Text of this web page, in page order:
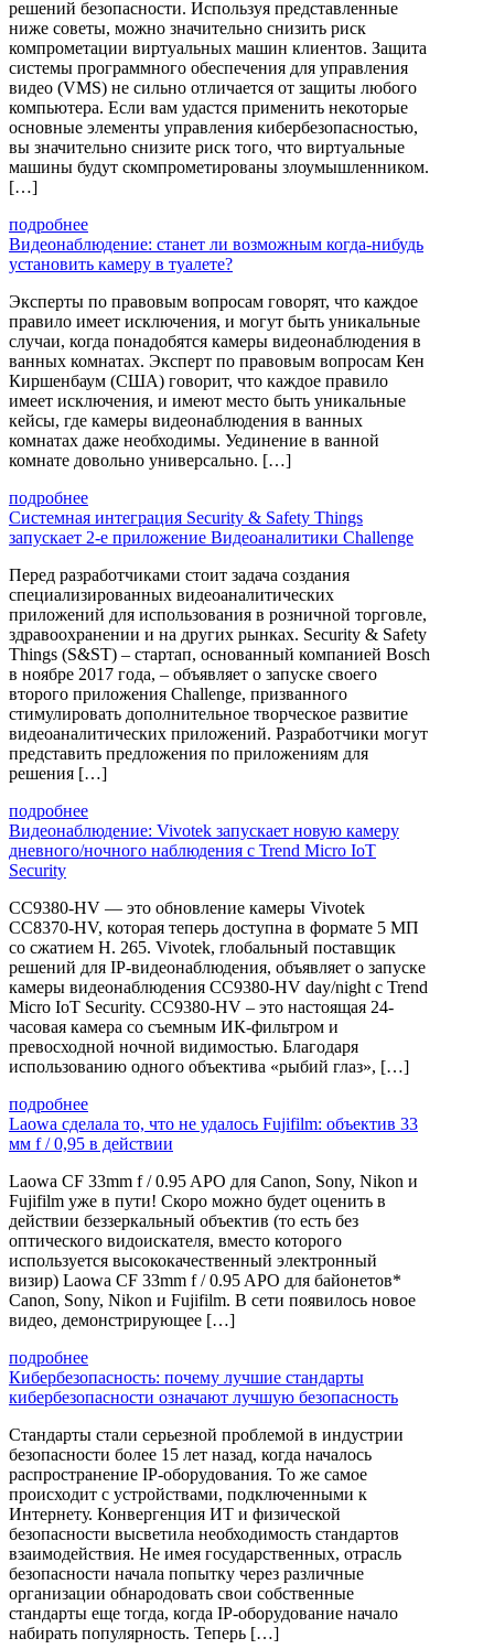
решений безопасности. Используя представленные
ниже советы, можно значительно снизить риск
компрометации виртуальных машин клиентов. Защита
системы программного обеспечения для управления
видео (VMS) не сильно отличается от защиты любого
компьютера. Если вам удастся применить некоторые
основные элементы управления кибербезопасностью,
вы значительно снизите риск того, что виртуальные
машины будут скомпрометированы злоумышленником.
[…]
подробнее
Видеонаблюдение: станет ли возможным когда-нибудь
установить камеру в туалете?
Эксперты по правовым вопросам говорят, что каждое
правило имеет исключения, и могут быть уникальные
случаи, когда понадобятся камеры видеонаблюдения в
ванных комнатах. Эксперт по правовым вопросам Кен
Киршенбаум (США) говорит, что каждое правило
имеет исключения, и имеют место быть уникальные
кейсы, где камеры видеонаблюдения в ванных
комнатах даже необходимы. Уединение в ванной
комнате довольно универсально. […]
подробнее
Системная интеграция Security & Safety Things
запускает 2-е приложение Видеоаналитики Challenge
Перед разработчиками стоит задача создания
специализированных видеоаналитических
приложений для использования в розничной торговле,
здравоохранении и на других рынках. Security & Safety
Things (S&ST) ‒ стартап, основанный компанией Bosch
в ноябре 2017 года, ‒ объявляет о запуске своего
второго приложения Challenge, призванного
стимулировать дополнительное творческое развитие
видеоаналитических приложений. Разработчики могут
представить предложения по приложениям для
решения […]
подробнее
Видеонаблюдение: Vivotek запускает новую камеру
дневного/ночного наблюдения с Trend Micro IoT
Security
CC9380-HV — это обновление камеры Vivotek
CC8370-HV, которая теперь доступна в формате 5 МП
со сжатием H. 265. Vivotek, глобальный поставщик
решений для IP-видеонаблюдения, объявляет о запуске
камеры видеонаблюдения CC9380-HV day/night с Trend
Micro IoT Security. CC9380-HV – это настоящая 24-
часовая камера со съемным ИК-фильтром и
превосходной ночной видимостью. Благодаря
использованию одного объектива «рыбий глаз», […]
подробнее
Laowa сделала то, что не удалось Fujifilm: объектив 33
мм f / 0,95 в действии
Laowa CF 33mm f / 0.95 APO для Canon, Sony, Nikon и
Fujifilm уже в пути! Скоро можно будет оценить в
действии беззеркальный объектив (то есть без
оптического видоискателя, вместо которого
используется высококачественный электронный
визир) Laowa CF 33mm f / 0.95 APO для байонетов*
Canon, Sony, Nikon и Fujifilm. В сети появилось новое
видео, демонстрирующее […]
подробнее
Кибербезопасность: почему лучшие стандарты
кибербезопасности означают лучшую безопасность
Стандарты стали серьезной проблемой в индустрии
безопасности более 15 лет назад, когда началось
распространение IP-оборудования. То же самое
происходит с устройствами, подключенными к
Интернету. Конвергенция ИТ и физической
безопасности высветила необходимость стандартов
взаимодействия. Не имея государственных, отрасль
безопасности начала попытку через различные
организации обнародовать свои собственные
стандарты еще тогда, когда IP-оборудование начало
набирать популярность. Теперь […]